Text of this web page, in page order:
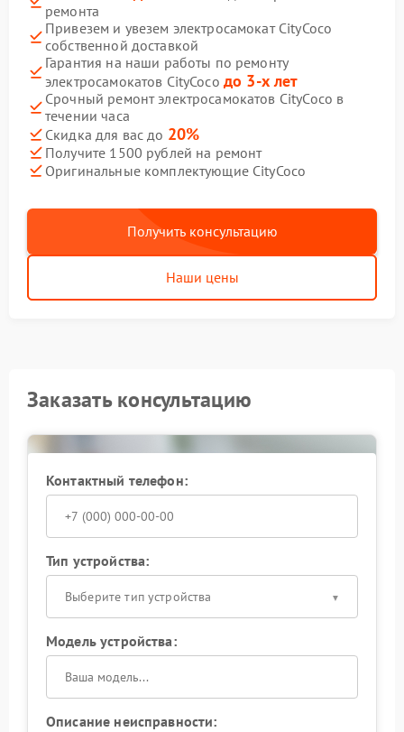
ремонта
Привезем и увезем электросамокат CityCoco
собственной доставкой
Гарантия на наши работы по ремонту
электросамокатов CityCoco до 3-х лет
Срочный ремонт электросамокатов CityCoco в
течении часа
Скидка для вас до 20%
Получите 1500 рублей на ремонт
Оригинальные комплектующие CityCoco
Получить консультацию
Наши цены
Заказать консультацию
Контактный телефон:
Тип устройства:
Выберите тип устройства
Модель устройства:
Описание неисправности: